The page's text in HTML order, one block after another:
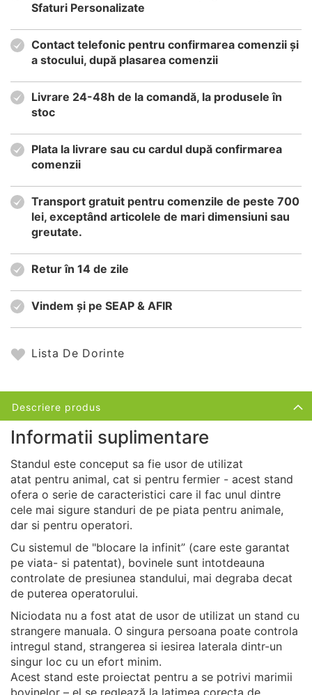
Sfaturi Personalizate
Contact telefonic pentru confirmarea comenzii și
a stocului, după plasarea comenzii
Livrare 24-48h de la comandă, la produsele în
stoc
Plata la livrare sau cu cardul după confirmarea
comenzii
Transport gratuit pentru comenzile de peste 700
lei, exceptând articolele de mari dimensiuni sau
greutate.
Retur în 14 de zile
Vindem și pe SEAP & AFIR
Lista De Dorinte
Descriere produs
Informatii suplimentare
Standul este conceput sa fie usor de utilizat
atat pentru animal, cat si pentru fermier - acest stand
ofera o serie de caracteristici care il fac unul dintre
cele mai sigure standuri de pe piata pentru animale,
dar si pentru operatori.
Cu sistemul de "blocare la infinit” (care este garantat
pe viata- si patentat), bovinele sunt intotdeauna
controlate de presiunea standului, mai degraba decat
de puterea operatorului.
Niciodata nu a fost atat de usor de utilizat un stand cu
strangere manuala. O singura persoana poate controla
intregul stand, strangerea si iesirea laterala dintr-un
singur loc cu un efort minim.
Acest stand este proiectat pentru a se potrivi marimii
bovinelor – el se reglează la latimea corecta de